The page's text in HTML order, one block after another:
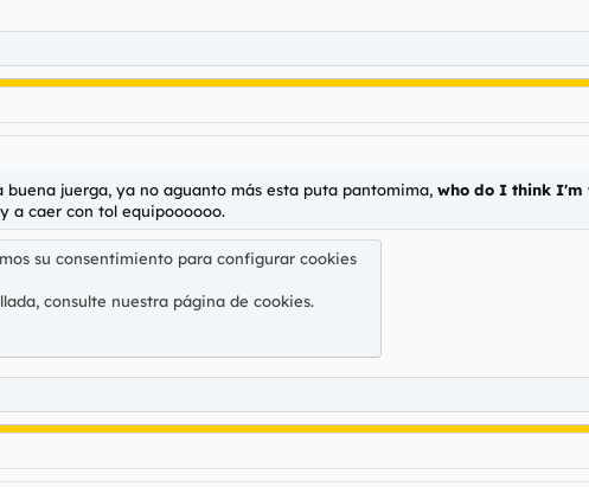
buena juerga, ya no aguanto más esta puta pantomima, who do I think I'm
a caer con tol equipoooooo.
su consentimiento para configurar cookies
consulte nuestra página de cookies.